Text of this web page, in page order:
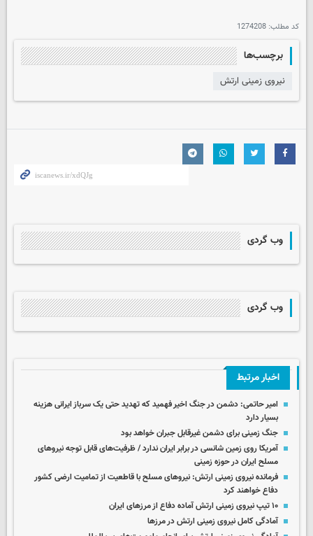
کد مطلب: 1274208
برچسب‌ها
نیروی زمینی ارتش
وب گردی
وب گردی
اخبار مرتبط
امیر حاتمی: دشمن در جنگ اخیر فهمید که تهدید حتی یک سرباز ایرانی هزینه
بسیار دارد
جنگ زمینی برای دشمن غیرقابل جبران خواهد بود
آمریکا روی زمین شانسی در برابر ایران ندارد / ظرفیت‌های قابل توجه نیروهای
مسلح ایران در حوزه زمینی
فرمانده نیروی زمینی ارتش: نیروهای مسلح با قاطعیت از تمامیت ارضی کشور
دفاع خواهند کرد
۱۰ تیپ نیروی زمینی ارتش آماده دفاع از مرزهای ایران
آمادگی کامل نیروی زمینی ارتش در مرزها